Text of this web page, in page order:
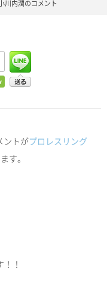
川内潤のコメント
ントがプロレスリング
す。
！